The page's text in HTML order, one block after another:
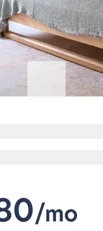
Eleve sua
Termos flexíveis
para viajantes